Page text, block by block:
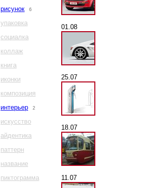
рисунок 6
упаковка
социалка
коллаж
книга
иконки
композиция
интерьер
2
искусство
айдентика
паттерн
название
пиктограмма
01.08
25.07
18.07
11.07